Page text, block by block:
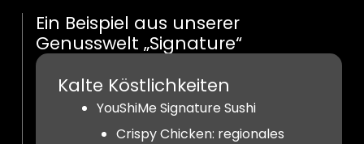
Ein Beispiel aus unserer
Genusswelt „Signature“
Kalte Köstlichkeiten
YouShiMe Signature Sushi
Crispy Chicken: regionales